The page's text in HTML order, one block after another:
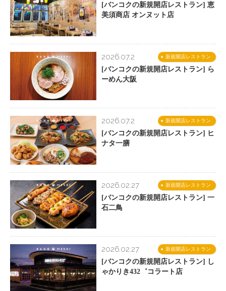
[バンコクの新規開店レストラン] 恵
美須商店 オンヌット店
新規開店レストラン
2026.07.2
[バンコクの新規開店レストラン] ら
ーめん大阪
新規開店レストラン
2026.07.2
[バンコクの新規開店レストラン] ヒ
ナタ一膳
新規開店レストラン
2026.02.27
[バンコクの新規開店レストラン] 一
石二鳥
新規開店レストラン
2026.02.27
[バンコクの新規開店レストラン] し
ゃかりき432゛コラート店